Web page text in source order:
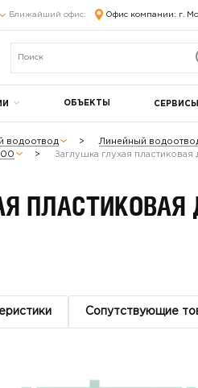
Ближайший офис: Офис компании: г.
ОБЪЕКТЫ СЕРВИСЫ
водоотвод Линейный
Заглушка глухая
Сопутствующие